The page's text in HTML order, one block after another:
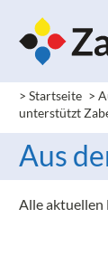
> Startseite >
unterstützt
Aus
Alle aktuellen